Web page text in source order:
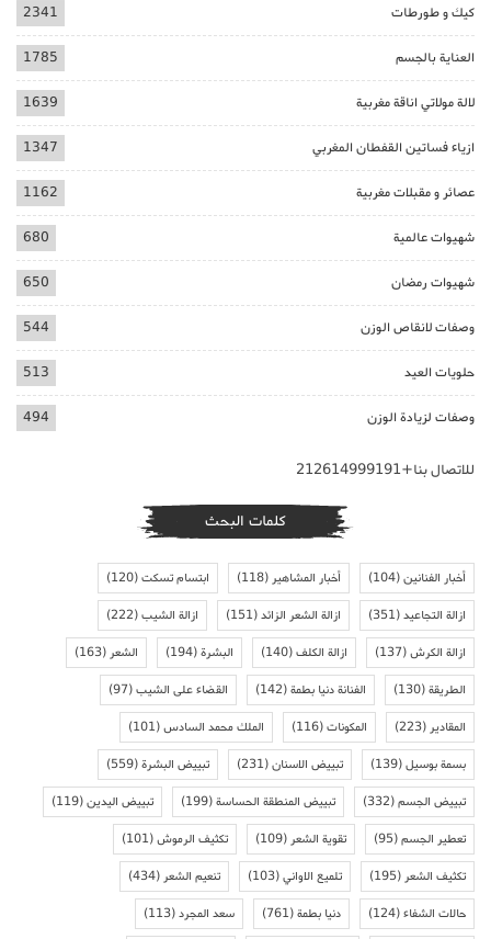
كيك و طورطات 2341
العناية بالجسم 1785
لالة مولاتي اناقة مغربية 1639
ازياء فساتين القفطان المغربي 1347
عصائر و مقبلات مغربية 1162
شهيوات عالمية 680
شهيوات رمضان 650
وصفات لانقاص الوزن 544
حلويات العيد 513
وصفات لزيادة الوزن 494
للاتصال بنا+212614999191
كلمات البحث
أخبار الفنانين(104) أخبار المشاهير(118) ابتسام تسكت(120)
ازالة التجاعيد(351) ازالة الشعر الزائد(151) ازالة الشيب(222)
ازالة الكرش(137) ازالة الكلف(140) البشرة(194) الشعر(163)
الطريقة(130) الفنانة دنيا بطمة(142) القضاء على الشيب(97)
المقادير(223) المكونات(116) الملك محمد السادس(101)
بسمة بوسيل(139) تبييض الاسنان(231) تبييض البشرة(559)
تبييض الجسم(332) تبييض المنطقة الحساسة(199) تبييض اليدين(119)
تعطير الجسم(95) تقوية الشعر(109) تكثيف الرموش(101)
تكثيف الشعر(195) تلميع الاواني(103) تنعيم الشعر(434)
حالات الشفاء(124) دنيا بطمة(761) سعد المجرد(113)